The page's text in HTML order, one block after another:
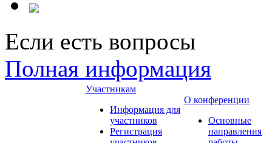
Если есть вопросы
Полная информация
Участникам
Информация для
участников
Регистрация
О конференции
Основные
направления